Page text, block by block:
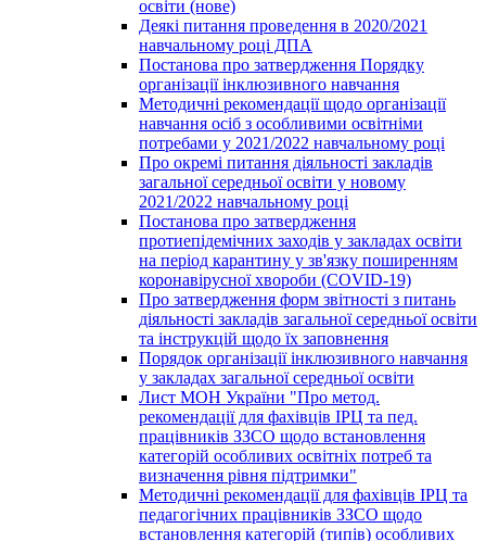
освіти (нове)
Деякі питання проведення в 2020/2021
навчальному році ДПА
Постанова про затвердження Порядку
організації інклюзивного навчання
Методичні рекомендації щодо організації
навчання осіб з особливими освітніми
потребами у 2021/2022 навчальному році
Про окремі питання діяльності закладів
загальної середньої освіти у новому
2021/2022 навчальному році
Постанова про затвердження
протиепідемічних заходів у закладах освіти
на період карантину у зв'язку поширенням
коронавірусної хвороби (COVID-19)
Про затвердження форм звітності з питань
діяльності закладів загальної середньої освіти
та інструкцій щодо їх заповнення
Порядок організації інклюзивного навчання
у закладах загальної середньої освіти
Лист МОН України "Про метод.
рекомендації для фахівців ІРЦ та пед.
працівників ЗЗСО щодо встановлення
категорій особливих освітніх потреб та
визначення рівня підтримки"
Методичні рекомендації для фахівців ІРЦ та
педагогічних працівників ЗЗСО щодо
встановлення категорій (типів) особливих